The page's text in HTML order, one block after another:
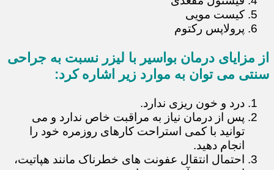
کیست مویی
پرولاپس رکتوم
از مزایای درمان بواسیر با لیزر نسبت به جراحی
سنتی می توان به موارد زیر اشاره کرد:
درد و خون ریزی ندارد.
پس از درمان نیاز به مراقبت خاص ندارد و می
توانید با کمی استراحت کارهای روزمره خود را
انجام دهید.
احتمال انتقال عفونت های خطرناک مانند هپاتیت،